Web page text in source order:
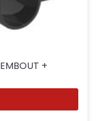
+